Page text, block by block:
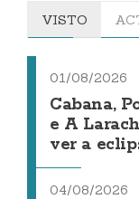
VISTO
01/08/2026
Cabana,
e A
ver a
04/08/2026